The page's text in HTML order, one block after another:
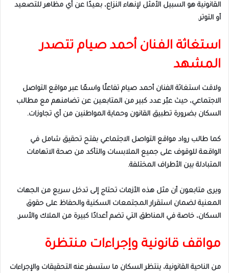
القانونية هو السبيل الأمثل لإنهاء النزاع، بعيدًا عن أي مظاهر للتصعيد
أو التوتر.
استغاثة الفنان أحمد صيام تتصدر
المشهد
ولاقت استغاثة الفنان أحمد صيام تفاعلًا واسعًا عبر مواقع التواصل
الاجتماعي، حيث عبّر عدد كبير من المتابعين عن تضامنهم مع مطالب
السكان بضرورة تطبيق القانون وحماية المواطنين من أي تجاوزات.
كما طالب رواد مواقع التواصل الاجتماعي بفتح تحقيق شامل في
الواقعة للوقوف على جميع الملابسات والتأكد من صحة الاتهامات
المتبادلة بين الأطراف المختلفة.
ويرى متابعون أن مثل هذه الأزمات تحتاج إلى تدخل سريع من الجهات
المعنية لضمان استقرار المجتمعات السكنية والحفاظ على حقوق
السكان، خاصة في المناطق التي تضم أعدادًا كبيرة من الملاك والأسر.
مواقف قانونية وإجراءات منتظرة
من الناحية القانونية، ينتظر السكان ما ستسفر عنه التحقيقات والإجراءات